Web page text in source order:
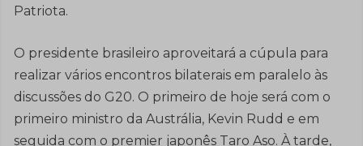
Patriota.
O presidente brasileiro aproveitará a cúpula para
realizar vários encontros bilaterais em paralelo às
discussões do G20. O primeiro de hoje será com o
primeiro ministro da Austrália, Kevin Rudd e em
seguida com o premier japonês Taro Aso. À tarde,